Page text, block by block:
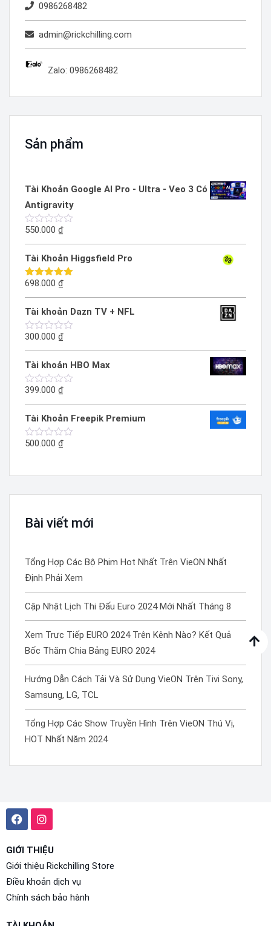
0986268482
admin@rickchilling.com
Zalo: 0986268482
Sản phẩm
Tài Khoản Google AI Pro - Ultra - Veo 3 Có
Antigravity
Được
0
5
sao
550.000 ₫
Tài Khoản Higgsfield Pro
Được xếp
698.000 ₫
Tài khoản Dazn TV + NFL
Được
0
5
sao
300.000 ₫
Tài khoản HBO Max
Được
0
5
sao
399.000 ₫
Tài Khoản Freepik Premium
Được
500.000 ₫
Bài viết mới
Tổng Hợp Các Bộ Phim Hot Nhất Trên VieON Nhất
Định Phải Xem
Cập Nhật Lịch Thi Đấu Euro 2024 Mới Nhất Tháng 8
Xem Trực Tiếp EURO 2024 Trên Kênh Nào? Kết Quả
Bốc Thăm Chia Bảng EURO 2024
Hướng Dẫn Cách Tải Và Sử Dụng VieON Trên Tivi Sony,
Samsung, LG, TCL
Tổng Hợp Các Show Truyền Hình Trên VieON Thú Vị,
HOT Nhất Năm 2024
GIỚI THIỆU
Giới thiệu Rickchilling Store
Điều khoản dịch vụ
Chính sách bảo hành